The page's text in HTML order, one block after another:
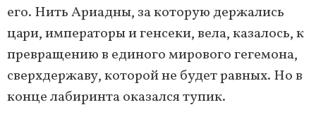
его. Нить Ариадны, за которую держались
цари, императоры и генсеки, вела, казалось, к
превращению в единого мирового гегемона,
сверхдержаву, которой не будет равных. Но в
конце лабиринта оказался тупик.